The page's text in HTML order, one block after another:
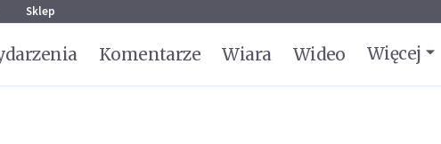
Sklep
Komentarze Wiara Wideo Więcej